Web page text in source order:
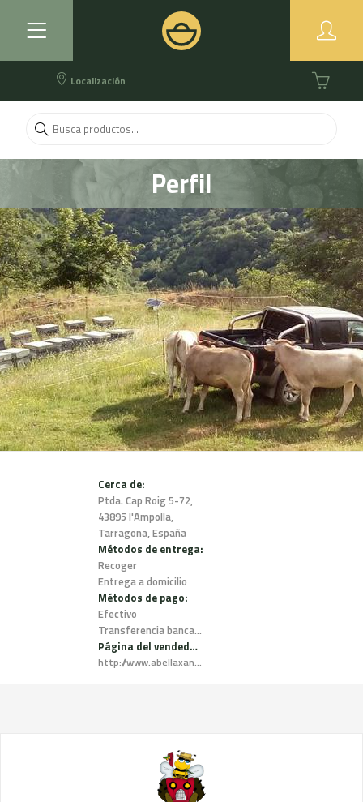
Localización
Perfil
Cerca de:
Ptda. Cap Roig 5-72,
43895 l'Ampolla,
Tarragona, España
Métodos de entrega:
Recoger
Entrega a domicilio
Métodos de pago:
Efectivo
Transferencia bancaria
Página del vendedor:
http://www.abellaxana.com